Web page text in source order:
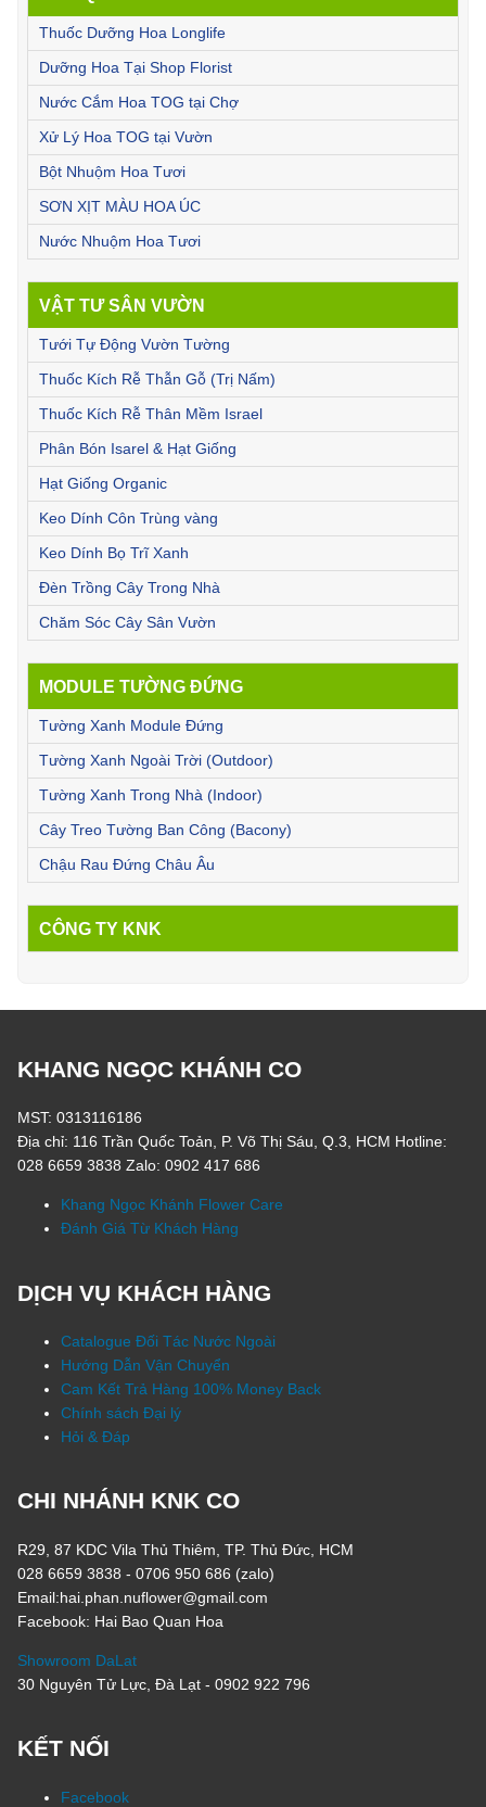
Thuốc Dưỡng Hoa Longlife
Dưỡng Hoa Tại Shop Florist
Nước Cắm Hoa TOG tại Chợ
Xử Lý Hoa TOG tại Vườn
Bột Nhuộm Hoa Tươi
SƠN XỊT MÀU HOA ÚC
Nước Nhuộm Hoa Tươi
VẬT TƯ SÂN VƯỜN
Tưới Tự Động Vườn Tường
Thuốc Kích Rễ Thẫn Gỗ (Trị Nấm)
Thuốc Kích Rễ Thân Mềm Israel
Phân Bón Isarel & Hạt Giống
Hạt Giống Organic
Keo Dính Côn Trùng vàng
Keo Dính Bọ Trĩ Xanh
Đèn Trồng Cây Trong Nhà
Chăm Sóc Cây Sân Vườn
MODULE TƯỜNG ĐỨNG
Tường Xanh Module Đứng
Tường Xanh Ngoài Trời (Outdoor)
Tường Xanh Trong Nhà (Indoor)
Cây Treo Tường Ban Công (Bacony)
Chậu Rau Đứng Châu Âu
CÔNG TY KNK
KHANG NGỌC KHÁNH CO
MST: 0313116186
Địa chỉ: 116 Trần Quốc Toản, P. Võ Thị Sáu, Q.3, HCM Hotline:
028 6659 3838 Zalo: 0902 417 686
Khang Ngọc Khánh Flower Care
Đánh Giá Từ Khách Hàng
DỊCH VỤ KHÁCH HÀNG
Catalogue Đối Tác Nước Ngoài
Hướng Dẫn Vận Chuyển
Cam Kết Trả Hàng 100% Money Back
Chính sách Đại lý
Hỏi & Đáp
CHI NHÁNH KNK CO
R29, 87 KDC Vila Thủ Thiêm, TP. Thủ Đức, HCM
028 6659 3838 - 0706 950 686 (zalo)
Email:hai.phan.nuflower@gmail.com
Facebook: Hai Bao Quan Hoa
Showroom DaLat
30 Nguyên Tử Lực, Đà Lạt - 0902 922 796
KẾT NỐI
Facebook